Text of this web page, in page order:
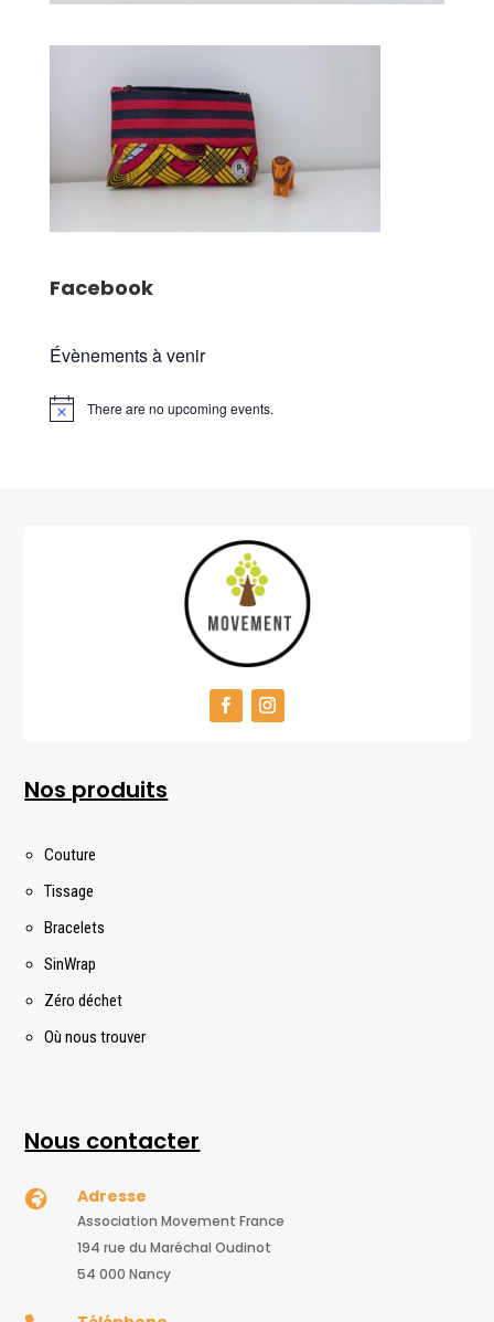
Facebook
Évènements à venir
There are no upcoming events.
Nos produits
Couture
Tissage
Bracelets
SinWrap
Zéro déchet
Où nous trouver
Nous contacter
 Adresse
Association Movement France
194 rue du Maréchal Oudinot
54 000 Nancy